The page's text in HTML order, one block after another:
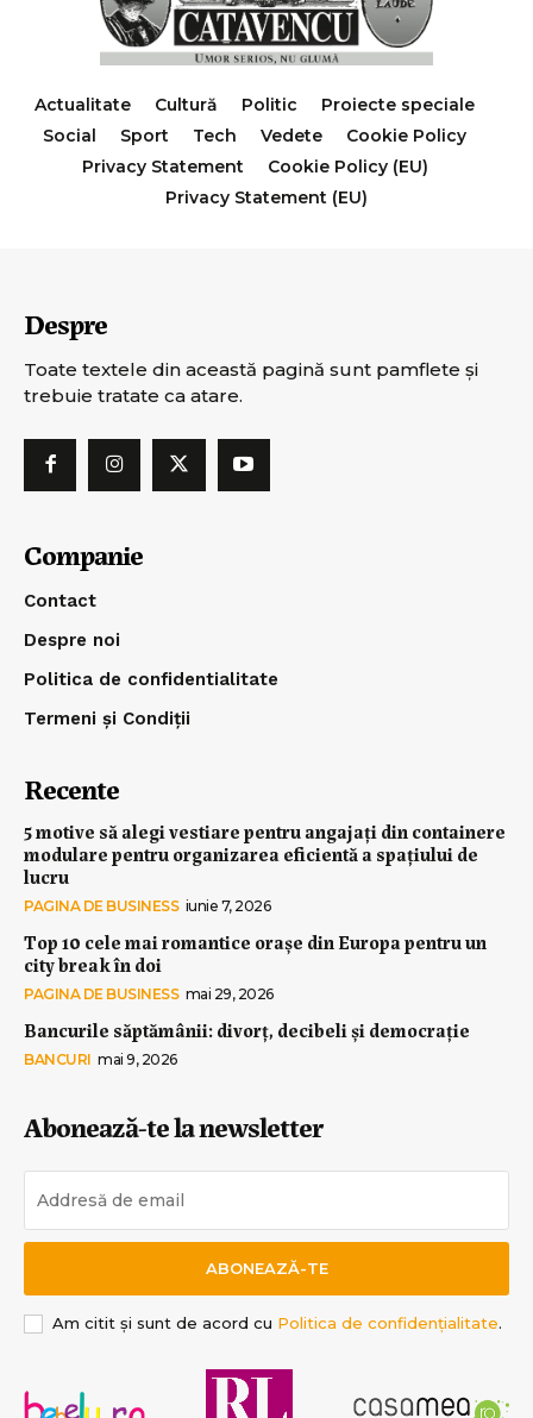
Actualitate Cultură Politic
Proiecte speciale
Social
Sport Tech Vedete
Cookie Policy
Privacy Statement
Cookie Policy (EU)
Privacy Statement (EU)
Despre
Toate textele din această pagină sunt pamflete şi
trebuie tratate ca atare.
Companie
Contact
Despre noi
Politica de confidentialitate
Termeni și Condiții
Recente
5 motive să alegi vestiare pentru angajați din containere
modulare pentru organizarea eficientă a spațiului de
lucru
PAGINA DE BUSINESS iunie 7, 2026
Top 10 cele mai romantice orașe din Europa pentru un
city break în doi
PAGINA DE BUSINESS mai 29, 2026
Bancurile săptămânii: divorț, decibeli și democrație
BANCURI mai 9, 2026
Abonează-te la newsletter
ABONEAZĂ-TE
Am citit și sunt de acord cu Politica de confidențialitate.